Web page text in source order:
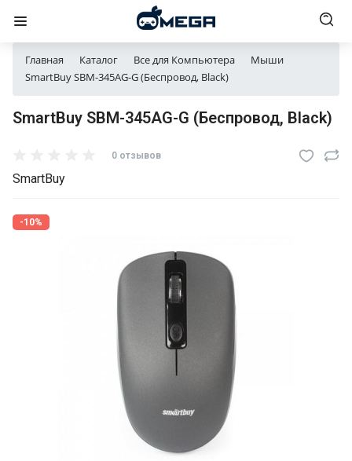
Главная Каталог Все для Компьютера
Мыши
SmartBuy SBM-345AG-G (Беспровод, Black)
SmartBuy SBM-345AG-G (Беспровод, Black)
0 отзывов
SmartBuy
-10%